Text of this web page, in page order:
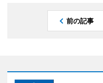
前の記事